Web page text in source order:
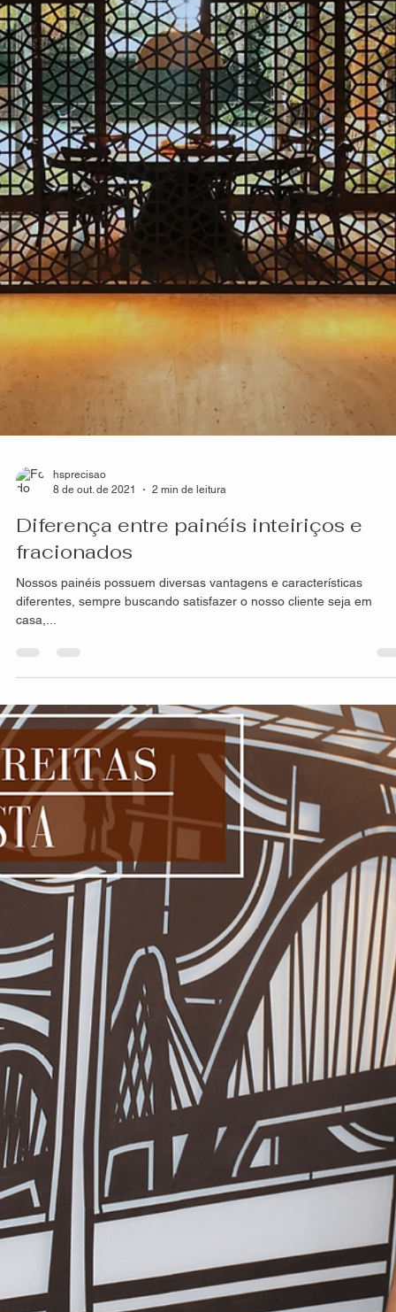
hsprecisao
14 de out. de 2021
Resistência dos produtos HS Metal
Design
fachadas, divisórias, guarda-corpo, portões entre outras, é
extremamente...